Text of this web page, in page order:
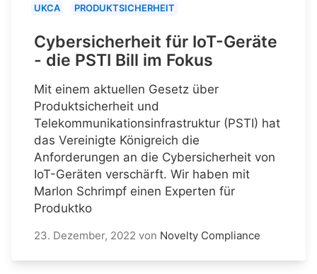
UKCA PRODUKTSICHERHEIT
Cybersicherheit für IoT-Geräte
- die PSTI Bill im Fokus
Mit einem aktuellen Gesetz über
Produktsicherheit und
Telekommunikationsinfrastruktur (PSTI) hat
das Vereinigte Königreich die
Anforderungen an die Cybersicherheit von
IoT-Geräten verschärft. Wir haben mit
Marlon Schrimpf einen Experten für
Produktko
23. Dezember, 2022 von Novelty Compliance